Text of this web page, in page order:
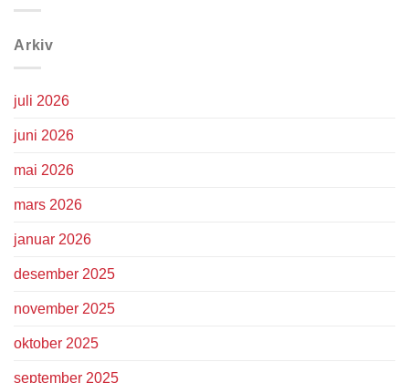
Arkiv
juli 2026
juni 2026
mai 2026
mars 2026
januar 2026
desember 2025
november 2025
oktober 2025
september 2025